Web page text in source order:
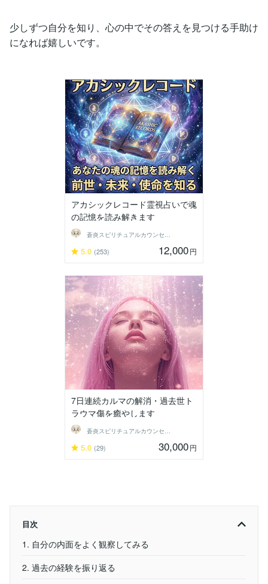
少しずつ自分を知り、心の中でその答えを見つける手助け
になれば嬉しいです。
アカシックレコード霊視占いで魂
の記憶を読み解きます
蒼炎スピリチュアルカウンセラー
5.0 (253) 12,000円
7日連続カルマの解消・過去世ト
ラウマ傷を癒やします
蒼炎スピリチュアルカウンセラー
5.0 (29) 30,000円
目次
1. 自分の内面をよく観察してみる
2. 過去の経験を振り返る